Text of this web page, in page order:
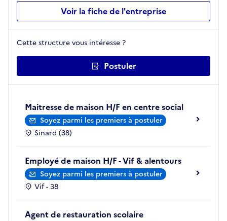
Voir la fiche de l'entreprise
Cette structure vous intéresse ?
Postuler
Maitresse de maison H/F en centre social
Soyez parmi les premiers à postuler
Sinard (38)
Employé de maison H/F - Vif & alentours
Soyez parmi les premiers à postuler
Vif - 38
Agent de restauration scolaire